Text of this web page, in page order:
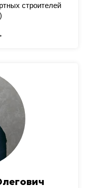
строителей